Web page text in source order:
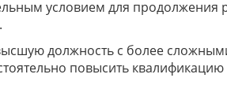
условием для продолжения
должность с более
повысить квалификацию